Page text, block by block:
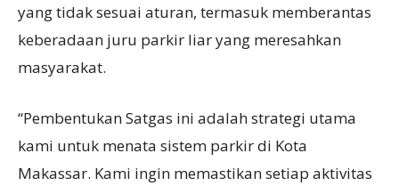
yang tidak sesuai aturan, termasuk memberantas
keberadaan juru parkir liar yang meresahkan
masyarakat.
“Pembentukan Satgas ini adalah strategi utama
kami untuk menata sistem parkir di Kota
Makassar. Kami ingin memastikan setiap aktivitas